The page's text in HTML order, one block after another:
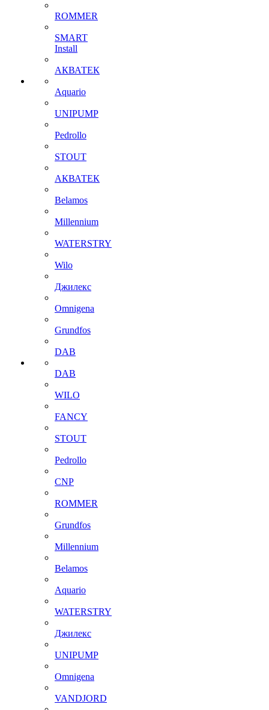
ROMMER
SMART
Install
АКВАТЕК
Aquario
UNIPUMP
Pedrollo
STOUT
АКВАТЕК
Belamos
Millennium
WATERSTRY
Wilo
Джилекс
Omnigena
Grundfos
DAB
DAB
WILO
FANCY
STOUT
Pedrollo
CNP
ROMMER
Grundfos
Millennium
Belamos
Aquario
WATERSTRY
Джилекс
UNIPUMP
Omnigena
VANDJORD